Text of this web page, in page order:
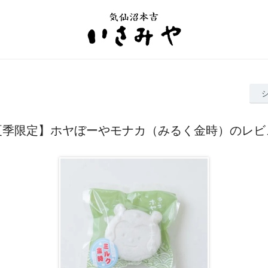
限定】ホヤぼーやモナカ（みるく金時）のレビ